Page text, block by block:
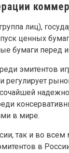
лиц),
ценных бумаг
бумаги перед
эмитентов
в мире.
так и во
в